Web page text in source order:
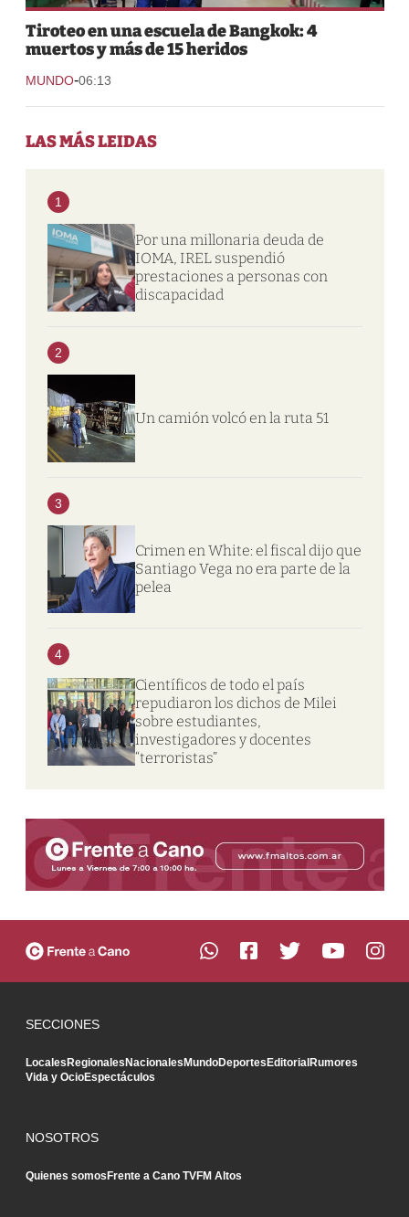
Tiroteo en una escuela de Bangkok: 4
muertos y más de 15 heridos
MUNDO-06:13
LAS MÁS LEIDAS
1
Por una millonaria deuda de
IOMA, IREL suspendió
prestaciones a personas con
discapacidad
2
Un camión volcó en la ruta 51
3
Crimen en White: el fiscal dijo que
Santiago Vega no era parte de la
pelea
4
Científicos de todo el país
repudiaron los dichos de Milei
sobre estudiantes,
investigadores y docentes
“terroristas”
SECCIONES
LocalesRegionalesNacionalesMundoDeportesEditorialRumores
Vida y OcioEspectáculos
NOSOTROS
Quienes somosFrente a Cano TVFM Altos